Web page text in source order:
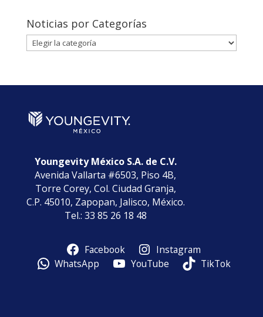
Noticias por Categorías
Noticias
por
Youngevity México S.A. de C.V.
Avenida Vallarta #6503, Piso 4B,
Torre Corey, Col. Ciudad Granja,
C.P. 45010, Zapopan, Jalisco, México.
Tel.: 33 85 26 18 48
Facebook
Instagram
WhatsApp
YouTube TikTok